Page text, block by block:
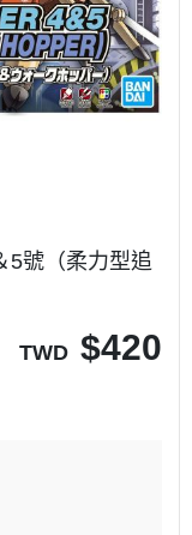
5號（柔力型追
TWD $420